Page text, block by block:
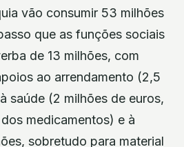
vão consumir 53 milhões
que as funções sociais
de 13 milhões, com
ao arrendamento (2,5
saúde (2 milhões de euros,
medicamentos) e à
sobretudo para material